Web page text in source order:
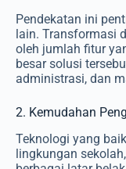
Pendekatan ini
lain. Transformasi
oleh jumlah fitur
besar solusi
administrasi, dan
2. Kemudahan
Teknologi yang
lingkungan